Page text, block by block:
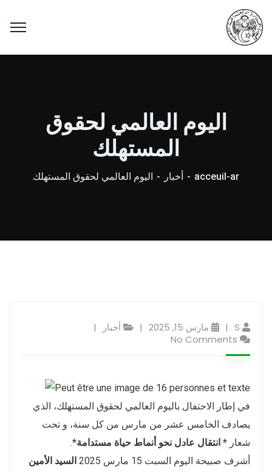
اليوم العالمي لحقوق
المستهلك
acceuil-ar أخبار اليوم العالمي لحقوق المستهلك
S مارس 15, 2025
أخبار
No Comments
في إطار الاحتفال باليوم العالمي لحقوق المستهلك، الذي
يصادف الخامس عشر من مارس من كل سنة، و تحت
شعار * انتقال عادل نحو أنماط حياة مستدامة*.
أشرف صبيحة اليوم السبت 15 مارس 2025
السيد الأمين